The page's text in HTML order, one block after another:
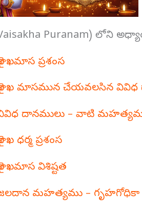
Puranam) లోని
ప్రశంస
మాసమున చేయవలసిన వివిధ
దానములు – వాటి
ధర్మ ప్రశంస
విశిష్టత
మహత్యము – గృహగోధికా